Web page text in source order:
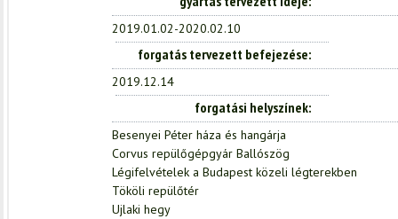
2019.01.02-2020.02.10
forgatás tervezett befejezése
2019.12.14
forgatási helyszínek
Besenyei Péter háza és hangárja
Corvus repülőgépgyár Ballószög
Légifelvételek a Budapest közeli légterekben
Tököli repülőtér
Ujlaki hegy